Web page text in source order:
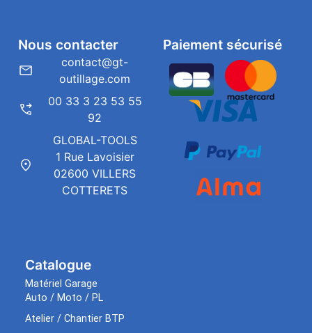
Catalogue
Matériel Garage
Auto / Moto / PL
Atelier / Chantier BTP
Paiement sécurisé
Nous contacter
contact@gt-
outillage.com
00 33 3 23 53 55
92
GLOBAL-TOOLS
1 Rue Lavoisier
02600 VILLERS
COTTERETS